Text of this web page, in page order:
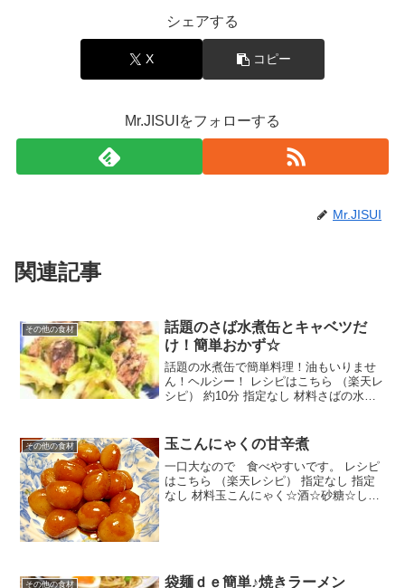
シェアする
X コピー
Mr.JISUIをフォローする
Mr.JISUI
関連記事
その他の食材
話題のさば水煮缶とキャベツだ
け！簡単おかず☆
話題の水煮缶で簡単料理！油もいりませ
ん！ヘルシー！ レシピはこちら （楽天レ
シピ） 約10分 指定なし 材料さばの水煮
その他の食材 玉こんにゃくの甘辛煮
一口大なので 食べやすいです。 レシピ
はこちら （楽天レシピ） 指定なし 指定
なし 材料玉こんにゃく☆酒☆砂糖☆しょ
その他の食材 袋麺ｄｅ簡単♪焼きラーメン